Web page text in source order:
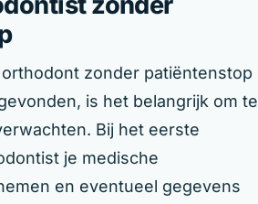
zonder patiëntenstop
is het belangrijk om te
Bij het eerste
je medische
en eventueel gegevens